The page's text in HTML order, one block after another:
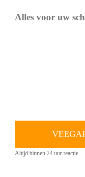
Alles voor uw
Altijd binnen 24 uur reactie